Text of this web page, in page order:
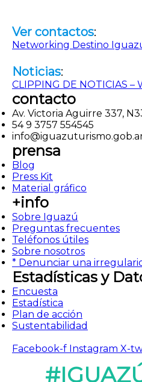
Ver contactos:
Networking Destino
Noticias:
CLIPPING DE NOTICIAS –
contacto
Av. Victoria Aguirre 337,
54 9 3757 554545
prensa
Blog
Press Kit
Material gráfico
+info
Sobre Iguazú
Preguntas frecuentes
Teléfonos útiles
Sobre nosotros
* Denunciar una
Estadísticas y
Encuesta
Estadística
Plan de acción
Sustentabilidad
Facebook-f Instagram X-